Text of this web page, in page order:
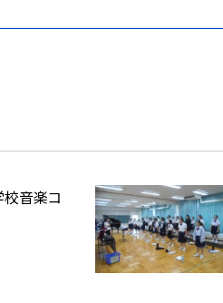
校音楽コ